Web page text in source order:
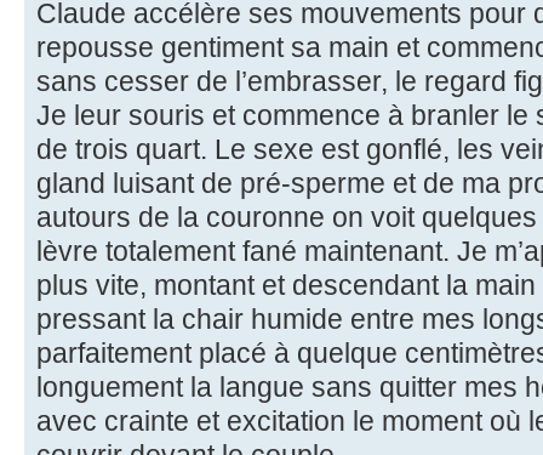
Claude accélère ses mouvements pour
repousse gentiment sa main et
sans cesser de l’embrasser, le regard
Je leur souris et commence à branler le
de trois quart. Le sexe est gonflé, les
gland luisant de pré-sperme et de ma
autours de la couronne on voit
lèvre totalement fané maintenant. Je
plus vite, montant et descendant la
pressant la chair humide entre mes
parfaitement placé à quelque
longuement la langue sans quitter mes
avec crainte et excitation le moment où